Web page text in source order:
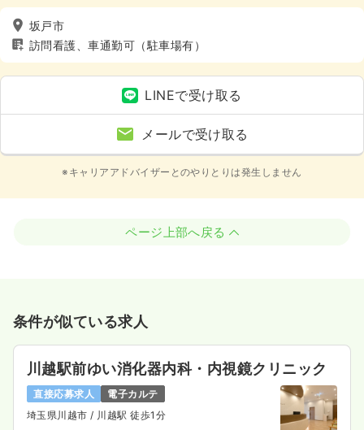
坂戸市
訪問看護、車通勤可（駐車場有）
LINEで受け取る
メールで受け取る
※キャリアアドバイザーとのやりとりは発生しません
ページ上部へ戻る
条件が似ている求人
川越駅前ゆい消化器内科・内視鏡クリニック
直接応募求人
電子カルテ
埼玉県川越市 / 川越駅 徒歩1分